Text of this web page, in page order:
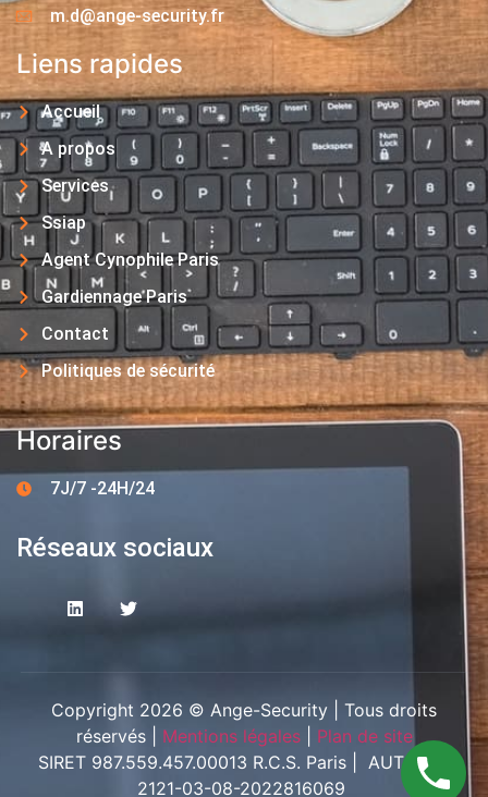
m.d@ange-security.fr
Liens rapides
Accueil
A propos
Services
Ssiap
Agent Cynophile Paris
Gardiennage Paris
Contact
Politiques de sécurité
Horaires
7J/7 -24H/24
Réseaux sociaux
Copyright 2026 © Ange-Security | Tous droits
réservés | Mentions légales| Plan de site
SIRET 987.559.457.00013 R.C.S. Paris | AUT-094-
2121-03-08-2022816069